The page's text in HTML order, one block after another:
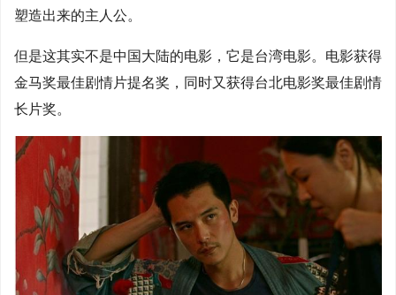
塑造出来的主人公。
但是这其实不是中国大陆的电影，它是台湾电影。电影获得
金马奖最佳剧情片提名奖，同时又获得台北电影奖最佳剧情
长片奖。